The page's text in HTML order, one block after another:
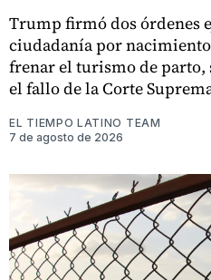
Trump firmó dos órdenes
ciudadanía por nacimiento
frenar el turismo de parto,
el fallo de la Corte
EL TIEMPO LATINO TEAM
7 de agosto de 2026